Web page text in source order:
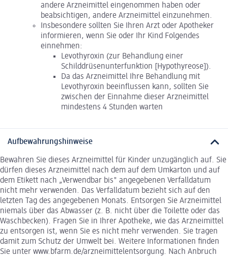
andere Arzneimittel eingenommen haben oder
beabsichtigen, andere Arzneimittel einzunehmen.
Insbesondere sollten Sie Ihren Arzt oder Apotheker
informieren, wenn Sie oder Ihr Kind Folgendes
einnehmen:
Levothyroxin (zur Behandlung einer
Schilddrüsenunterfunktion [Hypothyreose]).
Da das Arzneimittel Ihre Behandlung mit
Levothyroxin beeinflussen kann, sollten Sie
zwischen der Einnahme dieser Arzneimittel
mindestens 4 Stunden warten
Aufbewahrungshinweise
Bewahren Sie dieses Arzneimittel für Kinder unzugänglich auf. Sie
dürfen dieses Arzneimittel nach dem auf dem Umkarton und auf
dem Etikett nach „Verwendbar bis" angegebenen Verfalldatum
nicht mehr verwenden. Das Verfalldatum bezieht sich auf den
letzten Tag des angegebenen Monats. Entsorgen Sie Arzneimittel
niemals über das Abwasser (z. B. nicht über die Toilette oder das
Waschbecken). Fragen Sie in Ihrer Apotheke, wie das Arzneimittel
zu entsorgen ist, wenn Sie es nicht mehr verwenden. Sie tragen
damit zum Schutz der Umwelt bei. Weitere Informationen finden
Sie unter www.bfarm.de/arzneimittelentsorgung. Nach Anbruch